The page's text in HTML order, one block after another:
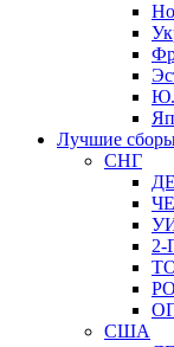
Лучшие
СНГ
США